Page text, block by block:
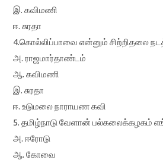
இ. கவிமணி
ஈ. சுரதா
4.கொல்லிப்பாவை என்னும் சிற்றிதலை
அ. ராஜமார்தாண்டம்
ஆ. கவிமணி
இ. சுரதா
ஈ. உடுமலை நாராயண கவி
5. தமிழ்நாடு வேளான் பல்கலைக்கழகம்
அ. ஈரோடு
ஆ. கோவை